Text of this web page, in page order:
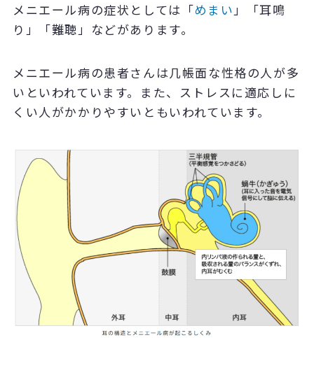
メニエール病の症状としては「めまい」「耳鳴
り」「難聴」などがあります。
メニエール病の患者さんは几帳面な性格の人が多
いといわれています。また、ストレスに適応しに
くい人がかかりやすいともいわれています。